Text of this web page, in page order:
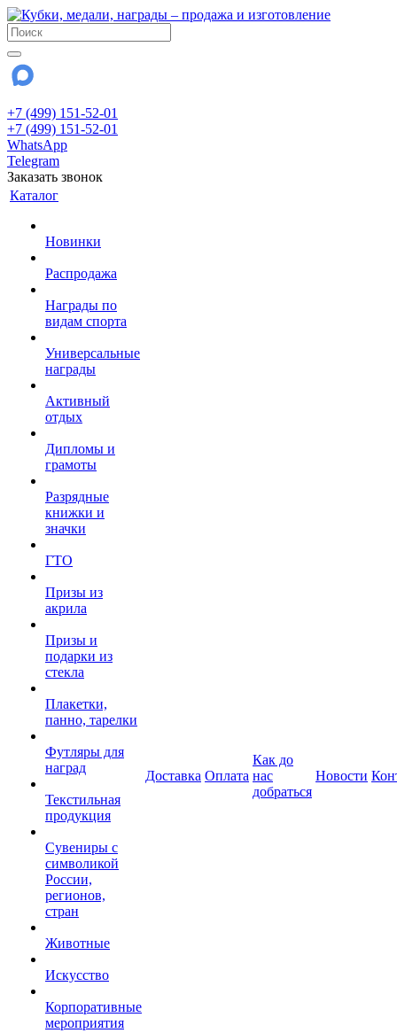
+7 (499) 151-52-01
+7 (499) 151-52-01
WhatsApp
Telegram
Заказать звонок
Каталог
Новинки
Распродажа
Награды по
видам спорта
Универсальные
награды
Активный
отдых
Дипломы и
грамоты
Разрядные
книжки и
значки
ГТО
Призы из
акрила
Призы и
подарки из
стекла
Плакетки,
панно, тарелки
Футляры для
наград
Текстильная
продукция
Сувениры с
символикой
России,
регионов,
стран
Животные
Искусство
Корпоративные
мероприятия
Доставка Оплата
Как до
нас
добраться
Новости